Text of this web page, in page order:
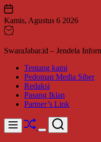
Skip
to
content
Kamis, Agustus 6 2026
SwaraJabar.id – Jendela
Tentang kami
Pedoman Media Siber
Redaksi
Pasang Iklan
Partner’s Link
Menu Shuffle
Switch
Search